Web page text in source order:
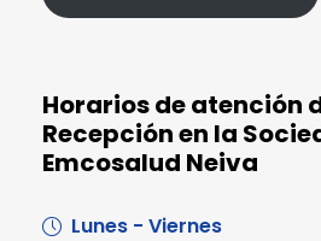
Horarios de atención
Recepción en la
Emcosalud Neiva
Lunes - Viernes